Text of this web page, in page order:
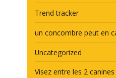
Trend tracker
un concombre peut en
Uncategorized
Visez entre les 2 canines